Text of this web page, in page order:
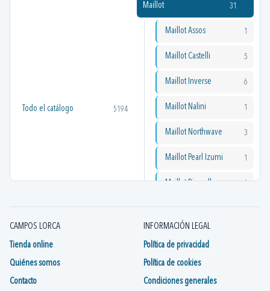
Todo el catálogo 5194
Maillot 31
Maillot Assos 1
Maillot Castelli 5
Maillot Inverse 6
Maillot Nalini 1
Maillot Northwave 3
Maillot Pearl Izumi 1
Maillot Pinarello 1
Maillot Santini 13
CAMPOS LORCA
Tienda online
Quiénes somos
Contacto
INFORMACIÓN LEGAL
Política de privacidad
Política de cookies
Condiciones generales